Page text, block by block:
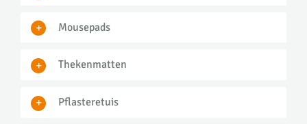
Mousepads
Thekenmatten
Pflasteretuis